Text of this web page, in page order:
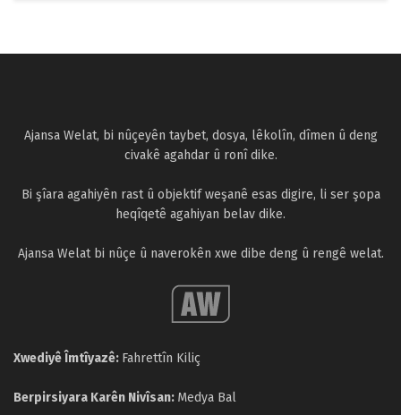
Ajansa Welat, bi nûçeyên taybet, dosya, lêkolîn, dîmen û deng
civakê agahdar û ronî dike.
Bi şîara agahiyên rast û objektif weşanê esas digire, li ser şopa
heqîqetê agahiyan belav dike.
Ajansa Welat bi nûçe û naverokên xwe dibe deng û rengê welat.
Xwediyê Îmtîyazê: Fahrettîn Kiliç
Berpirsiyara Karên Nivîsan: Medya Bal